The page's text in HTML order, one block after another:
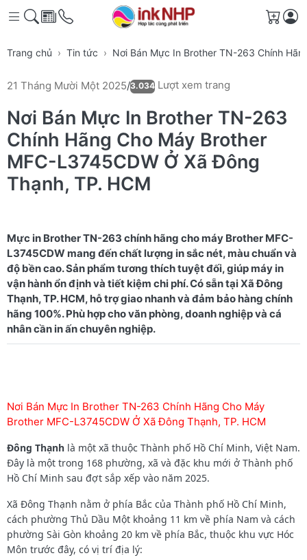
Giỏ
Trang chủ Tin tức Nơi Bán Mực In Brother TN-263 Chính
21 Tháng Mười Một 2025/3.034 Lượt xem trang
Nơi Bán Mực In Brother TN-263
Chính Hãng Cho Máy Brother
MFC-L3745CDW Ở Xã Đông
Thạnh, TP. HCM
Mực in Brother TN-263 chính hãng cho máy Brother MFC-
L3745CDW mang đến chất lượng in sắc nét, màu chuẩn và
độ bền cao. Sản phẩm tương thích tuyệt đối, giúp máy in
vận hành ổn định và tiết kiệm chi phí. Có sẵn tại Xã Đông
Thạnh, TP. HCM, hỗ trợ giao nhanh và đảm bảo hàng chính
hãng 100%. Phù hợp cho văn phòng, doanh nghiệp và cá
Nơi Bán Mực In Brother TN-263 Chính Hãng Cho Máy
Brother MFC-L3745CDW Ở Xã Đông Thạnh, TP. HCM
Đông Thạnh là một xã thuộc Thành phố Hồ Chí Minh, Việt Nam.
Đây là một trong 168 phường, xã và đặc khu mới ở Thành phố
Hồ Chí Minh sau đợt sắp xếp vào năm 2025.
Xã Đông Thạnh nằm ở phía Bắc của Thành phố Hồ Chí Minh,
cách phường Thủ Dầu Một khoảng 11 km về phía Nam và cách
phường Sài Gòn khoảng 20 km về phía Bắc, thuộc khu vực Hóc
Môn trước đây, có vị trí địa lý: